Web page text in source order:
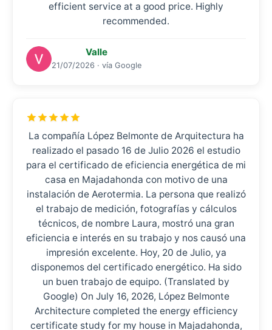
efficient service at a good price. Highly
recommended.
Valle
21/07/2026 · vía Google
La compañía López Belmonte de Arquitectura ha
realizado el pasado 16 de Julio 2026 el estudio
para el certificado de eficiencia energética de mi
casa en Majadahonda con motivo de una
instalación de Aerotermia. La persona que realizó
el trabajo de medición, fotografías y cálculos
técnicos, de nombre Laura, mostró una gran
eficiencia e interés en su trabajo y nos causó una
impresión excelente. Hoy, 20 de Julio, ya
disponemos del certificado energético. Ha sido
un buen trabajo de equipo. (Translated by
Google) On July 16, 2026, López Belmonte
Architecture completed the energy efficiency
certificate study for my house in Majadahonda,